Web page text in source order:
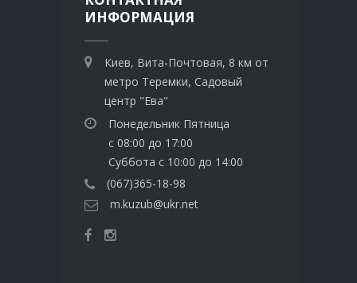
ИНФОРМАЦИЯ
Киев, Вита-Почтовая, 8 км от
метро Теремки, Садовый
центр "Ева"
Понедельник Пятница
с 08:00 до 17:00
Суббота с 10:00 до 14:00
(067)365-18-98
m.kuzub@ukr.net